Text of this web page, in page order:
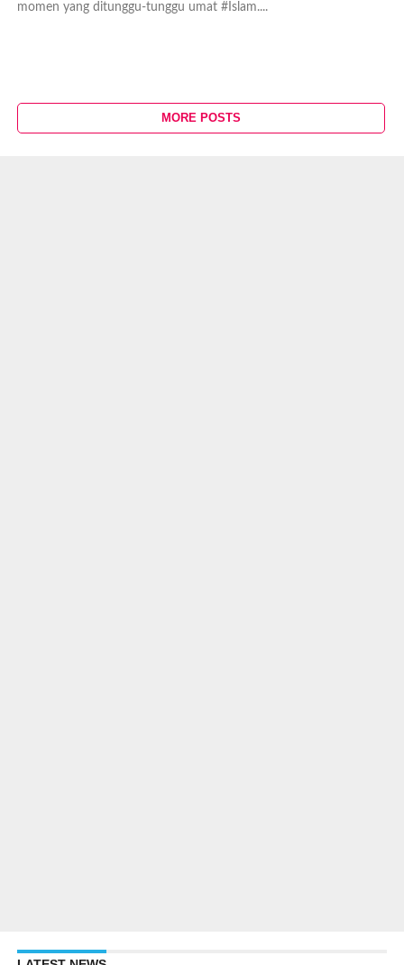
momen yang ditunggu-tunggu umat #Islam....
MORE POSTS